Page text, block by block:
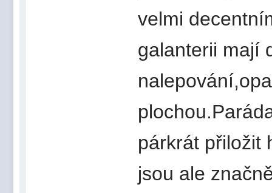
velmi
galanterii mají
párkrát přiložit
jsou ale